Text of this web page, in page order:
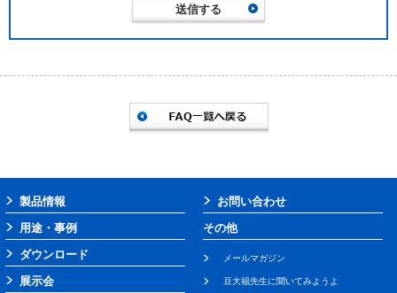
製品情報
用途・事例
ダウンロード
展示会
お問い合わせ
その他
メールマガジン
豆大福先生に聞いてみようよ